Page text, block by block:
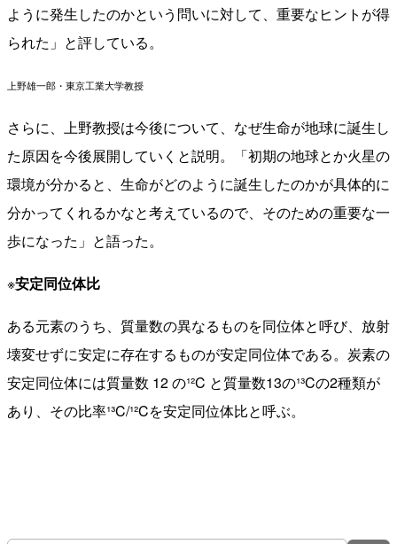
ように発生したのかという問いに対して、重要なヒントが得
られた」と評している。
上野雄一郎・東京工業大学教授
さらに、上野教授は今後について、なぜ生命が地球に誕生し
た原因を今後展開していくと説明。「初期の地球とか火星の
環境が分かると、生命がどのように誕生したのかが具体的に
分かってくれるかなと考えているので、そのための重要な一
歩になった」と語った。
※安定同位体比
ある元素のうち、質量数の異なるものを同位体と呼び、放射
壊変せずに安定に存在するものが安定同位体である。炭素の
安定同位体には質量数 12 の¹²C と質量数13の¹³Cの2種類が
あり、その比率¹³C/¹²Cを安定同位体比と呼ぶ。